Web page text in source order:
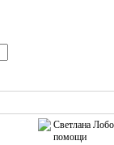
Светлана
помощи